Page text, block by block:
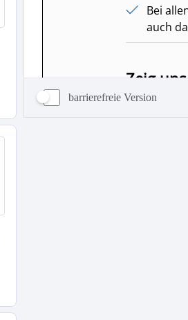
barrierefreie Version